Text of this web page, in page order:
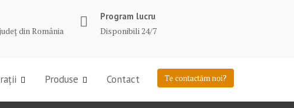
din România
Program lucru
Disponibili 24/7
Te contactăm noi?
Produse Contact